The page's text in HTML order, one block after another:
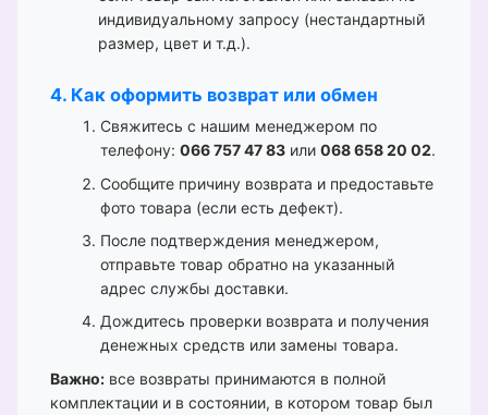
индивидуальному запросу (нестандартный
размер, цвет и т.д.).
4. Как оформить возврат или обмен
Свяжитесь с нашим менеджером по
телефону: 066 757 47 83 или 068 658 20 02.
Сообщите причину возврата и предоставьте
фото товара (если есть дефект).
После подтверждения менеджером,
отправьте товар обратно на указанный
адрес службы доставки.
Дождитесь проверки возврата и получения
денежных средств или замены товара.
Важно: все возвраты принимаются в полной
комплектации и в состоянии, в котором товар был